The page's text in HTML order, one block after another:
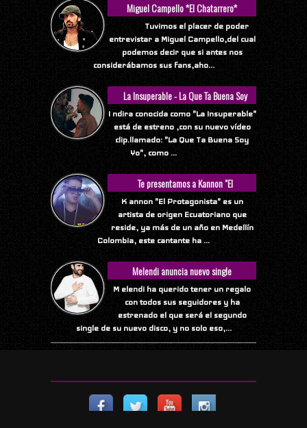
Miguel Campello *El Chatarrero*
Tuvimos el placer de poder
entrevistar a Miguel Campello,del cual
podemos decir que si antes nos
considerábamos sus fans,aho...
La Insuperable - La Que Ta Buena Soy
Yo
I ndira conocida como "La Insuperable"
está de estreno ,con su nuevo vídeo
clip.llamado: "La Que Ta Buena Soy
Yo", como ...
Te presentamos a Kannon "El
Protagonista"
K annon "El Protagonista" es un
artista de origen Ecuatoriano que
reside, ya más de un año en Medellín
Colombia, este cantante ha ...
Melendi anuncia nuevo single
M elendi ha querido tener un regalo
con todos sus seguidores y ha
estrenado el que será el segundo
single de su nuevo disco, y no solo eso,...